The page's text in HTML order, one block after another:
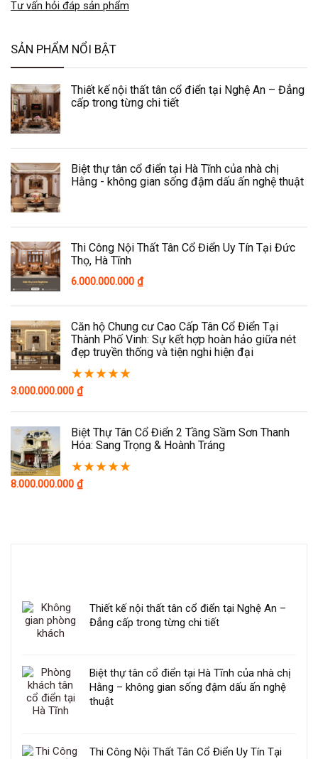
Tư vấn hỏi đáp sản phẩm
SẢN PHẨM NỔI BẬT
Thiết kế nội thất tân cổ điển tại Nghệ An – Đẳng
cấp trong từng chi tiết
Biệt thự tân cổ điển tại Hà Tĩnh của nhà chị
Hằng - không gian sống đậm dấu ấn nghệ thuật
Thi Công Nội Thất Tân Cổ Điển Uy Tín Tại Đức
Thọ, Hà Tĩnh
6.000.000.000 ₫
Căn hộ Chung cư Cao Cấp Tân Cổ Điển Tại
Thành Phố Vinh: Sự kết hợp hoàn hảo giữa nét
đẹp truyền thống và tiện nghi hiện đại
★★★★★
3.000.000.000 ₫
Biệt Thự Tân Cổ Điển 2 Tầng Sầm Sơn Thanh
Hóa: Sang Trọng & Hoành Tráng
★★★★★
8.000.000.000 ₫
Thiết kế nội thất tân cổ điển tại Nghệ An –
Đẳng cấp trong từng chi tiết
Biệt thự tân cổ điển tại Hà Tĩnh của nhà chị
Hằng – không gian sống đậm dấu ấn nghệ
thuật
Thi Công Nội Thất Tân Cổ Điển Uy Tín Tại